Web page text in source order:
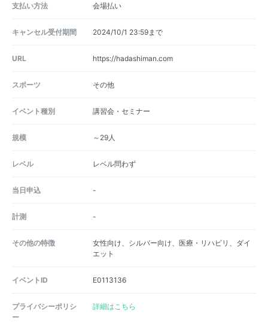
支払い方法 会場払い
キャンセル受付期間 2024/10/1 23:59まで
URL https://hadashiman.com
スポーツ その他
イベント種別 講習会・セミナー
規模 ～29人
レベル レベル問わず
当日申込 -
計測 -
その他の特徴
女性向け、シルバー向け、医療・リハビリ、ダイ
エット
イベントID E0113136
プライバシーポリシ
ー
詳細はこちら